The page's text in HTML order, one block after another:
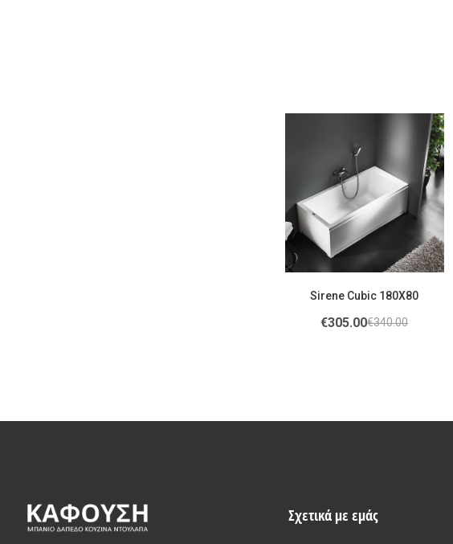
Sirene Cubic 180X80
€340.00
€305.00
Σχετικά με εμάς